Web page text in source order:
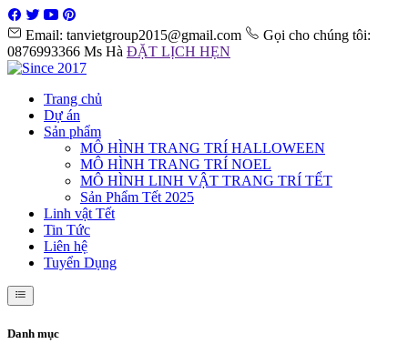
Email: tanvietgroup2015@gmail.com
Gọi cho chúng tôi:
0876993366 Ms Hà ĐẶT LỊCH HẸN
Trang chủ
Dự án
Sản phẩm
MÔ HÌNH TRANG TRÍ HALLOWEEN
MÔ HÌNH TRANG TRÍ NOEL
MÔ HÌNH LINH VẬT TRANG TRÍ TẾT
Sản Phẩm Tết 2025
Linh vật Tết
Tin Tức
Liên hệ
Tuyển Dụng
Danh mục